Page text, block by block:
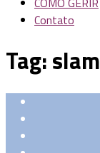
Contato
Tag:slam